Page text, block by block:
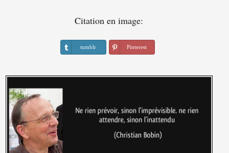
Citation en image:
tumblr Pinterest